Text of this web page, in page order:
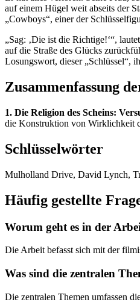
auf einem Hügel weit abseits der
„Cowboys“, einer der
„Sag: ‚Die ist die Richtige!‘“,
auf die Straße des Glücks
Losungswort, dieser „Schlüssel“,
Zusammenfassung
1. Die Religion des Scheins:
die Konstruktion von Wirklichkeit
Schlüsselwörter
Mulholland Drive, David Lynch,
Häufig gestellte
Worum geht es in der
Die Arbeit befasst sich mit der
Was sind die zentralen
Die zentralen Themen umfassen